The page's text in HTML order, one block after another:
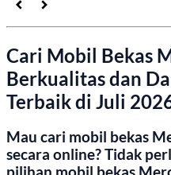
Cari Mobil Bekas
Berkualitas dan
Terbaik di Juli
Mau cari mobil bekas
secara online? Tidak